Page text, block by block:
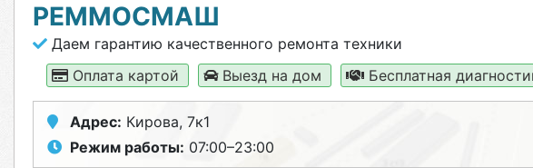
РЕММОСМАШ
Даем гарантию качественного ремонта техники
Оплата картой
Выезд на дом Бесплатная
Адрес: Кирова, 7к1
Режим работы: 07:00–23:00